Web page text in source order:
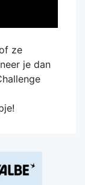
ze
je dan